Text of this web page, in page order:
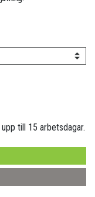
till 15 arbetsdagar.